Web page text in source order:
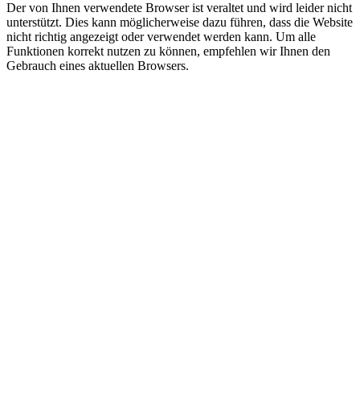
Der von Ihnen verwendete Browser ist veraltet und wird leider nicht
unterstützt. Dies kann möglicherweise dazu führen, dass die Website
nicht richtig angezeigt oder verwendet werden kann. Um alle
Funktionen korrekt nutzen zu können, empfehlen wir Ihnen den
Gebrauch eines aktuellen Browsers.